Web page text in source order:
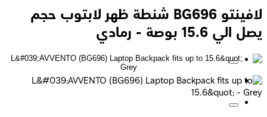
لافينتو BG696 شنطة ظهر لابتوب حجم
يصل الي 15.6 بوصة - رمادي